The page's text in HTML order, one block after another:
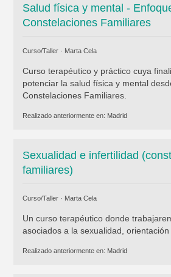
Salud física y mental -
Constelaciones Familiares
Curso/Taller · Marta Cela
Curso terapéutico y práctico cuya
potenciar la salud física y mental
Constelaciones Familiares.
Realizado anteriormente en: Madrid
Sexualidad e infertilidad
familiares)
Curso/Taller · Marta Cela
Un curso terapéutico donde
asociados a la sexualidad, orientación
Realizado anteriormente en: Madrid